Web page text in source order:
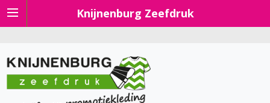
Knijnenburg Zeefdruk